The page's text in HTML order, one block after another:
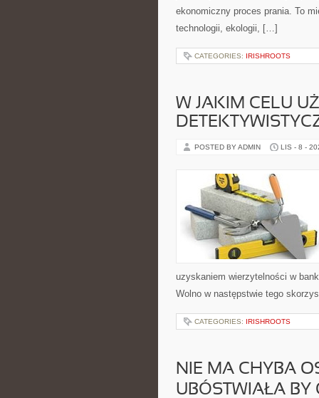
ekonomiczny proces prania. To
technologii, ekologii, […]
CATEGORIES: IRISHROOTS
W JAKIM CELU
POSTED BY ADMIN LIS - 8 -
uzyskaniem wierzytelności w
Wolno w następstwie tego
CATEGORIES: IRISHROOTS
NIE MA CHYBA
UBÓSTWIAŁA BY